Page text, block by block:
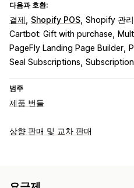
다음과 호환:
결제 Shopify POS Shopify 관
Cartbot: Gift with purchase
PageFly Landing Page Builder
Seal Subscriptions
범주
제품 번들
번들 유형
상향 판매 및 교차 판매